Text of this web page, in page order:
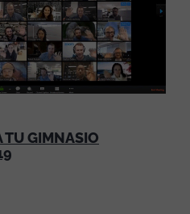
TU GIMNASIO